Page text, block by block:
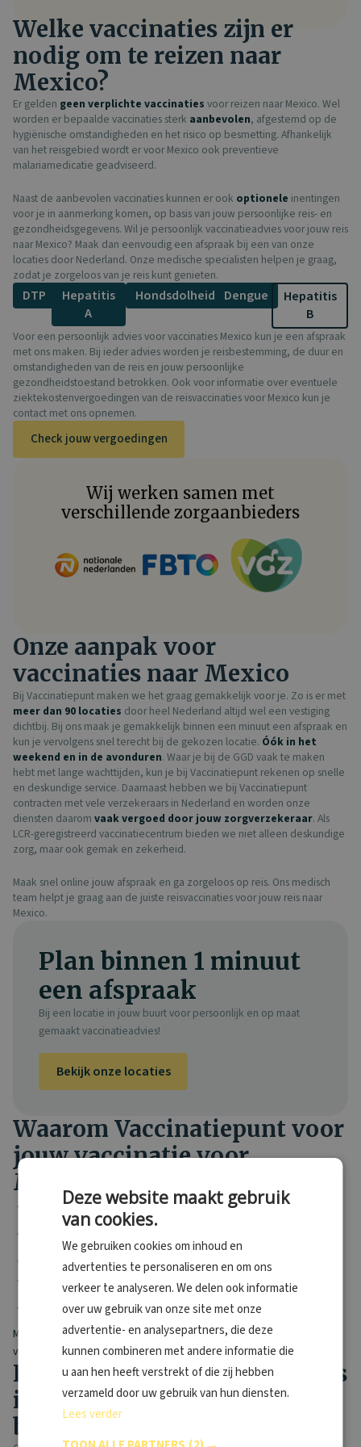
Welke vaccinaties zijn er
nodig om te reizen naar
Mexico?
Er gelden geen verplichte vaccinaties voor reizen naar Mexico. Wel
worden er bepaalde vaccinaties sterk aanbevolen, afgestemd op de
hygiënische omstandigheden en het risico op besmetting. Afhankelijk
van het reisgebied wordt er voor Mexico ook preventieve
malariamedicatie geadviseerd.
Naast de aanbevolen vaccinaties kunnen er ook optionele inentingen
voor je in aanmerking komen, op basis van jouw persoonlijke reis- en
gezondheidsgegevens. Wil je persoonlijk vaccinatieadvies voor jouw reis
naar Mexico? Maak dan eenvoudig een afspraak bij een van onze
locaties door Nederland. Onze medische specialisten helpen je graag,
zodat je zorgeloos van je reis kunt genieten.
DTP
Hepatitis
A
Hondsdolheid Dengue
Hepatitis
B
Voor een persoonlijk advies voor vaccinaties Mexico kun je een afspraak
met ons maken. Bij ieder advies worden je reisbestemming, de duur en
omstandigheden van de reis en jouw persoonlijke
gezondheidstoestand betrokken. Ook voor informatie over eventuele
ziektekostenvergoedingen van de reisvaccinaties voor Mexico kun je
contact met ons opnemen.
Check jouw vergoedingen
Wij werken samen met
verschillende zorgaanbieders
Onze aanpak voor
vaccinaties naar Mexico
Bij Vaccinatiepunt maken we het graag gemakkelijk voor je. Zo is er met
meer dan 90 locaties door heel Nederland altijd wel een vestiging
dichtbij. Bij ons maak je gemakkelijk binnen een minuut een afspraak en
kun je vervolgens snel terecht bij de gekozen locatie. Óók in het
weekend en in de avonduren. Waar je bij de GGD vaak te maken
hebt met lange wachttijden, kun je bij Vaccinatiepunt rekenen op snelle
en deskundige service. Daarnaast hebben we bij Vaccinatiepunt
contracten met vele verzekeraars in Nederland en worden onze
diensten daarom vaak vergoed door jouw zorgverzekeraar. Als
LCR-geregistreerd vaccinatiecentrum bieden we niet alleen deskundige
zorg, maar ook gemak en zekerheid.
Maak snel online jouw afspraak en ga zorgeloos op reis. Ons medisch
team helpt je graag aan de juiste reisvaccinaties voor jouw reis naar
Mexico.
Plan binnen 1 minuut
een afspraak
Bij een locatie in jouw buurt voor persoonlijk en op maat
gemaakt vaccinatieadvies!
Bekijk onze locaties
Waarom Vaccinatiepunt voor
jouw vaccinatie voor
Mexico?
Binnen 1 minuuteenvoudig jouw vaccinatie afspraak geregeld
Altijd een vaccinatiepunt bij jou in de buurt
minute reizen
20+ jaar
ervaring
-geregistreerd
; je kunt snel bij een van onze
locaties terecht
Maak snel online jouw afspraak. Onze specialisten staan klaar om je te
voorzien van de nodige inentingen voor Mexico.
Houd rekening met leefregels
in Mexico voor optimale
bescherming​
Deze website maakt gebruik
van cookies.
We gebruiken cookies om inhoud en
advertenties te personaliseren en om ons
verkeer te analyseren. We delen ook informatie
over uw gebruik van onze site met onze
advertentie- en analysepartners, die deze
kunnen combineren met andere informatie die
u aan hen heeft verstrekt of die zij hebben
verzameld door uw gebruik van hun diensten.
Lees verder